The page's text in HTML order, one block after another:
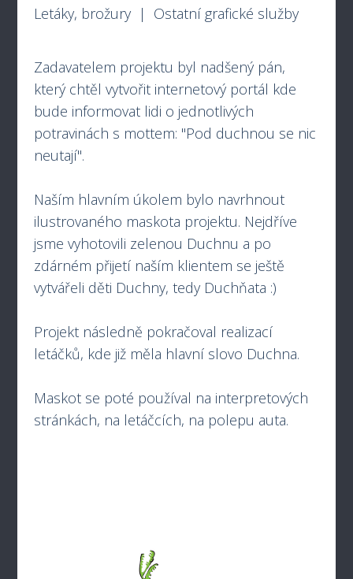
Letáky, brožury | Ostatní grafické služby
Zadavatelem projektu byl nadšený pán,
který chtěl vytvořit internetový portál kde
bude informovat lidi o jednotlivých
potravinách s mottem: "Pod duchnou se nic
neutají".
Naším hlavním úkolem bylo navrhnout
ilustrovaného maskota projektu. Nejdříve
jsme vyhotovili zelenou Duchnu a po
zdárném přijetí naším klientem se ještě
vytvářeli děti Duchny, tedy Duchňata :)
Projekt následně pokračoval realizací
letáčků, kde již měla hlavní slovo Duchna.
Maskot se poté používal na interpretových
stránkách, na letáčcích, na polepu auta.